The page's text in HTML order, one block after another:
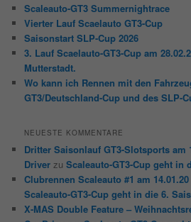
Scaleauto-GT3 Summernightrace
Vierter Lauf Scaelauto GT3-Cup
Saisonstart SLP-Cup 2026
3. Lauf Scaelauto-GT3-Cup am
Mutterstadt.
Wo kann ich Rennen mit den
GT3/Deutschland-Cup und des SLP-
NEUESTE KOMMENTARE
Dritter Saisonlauf GT3-Slotsports am
Driver zuScaleauto-GT3-Cup geht in
Clubrennen Scaleauto #1 am
Scaleauto-GT3-Cup geht in die 6.
X-MAS Double Feature –